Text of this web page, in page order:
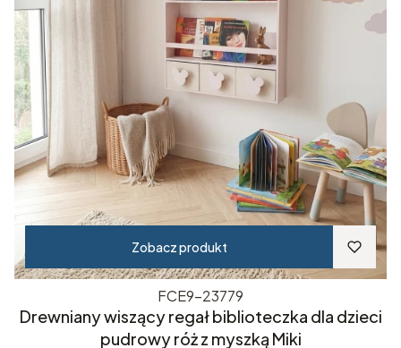
Zobacz produkt
FCE9-23779
Drewniany wiszący regał biblioteczka dla dzieci
pudrowy róż z myszką Miki